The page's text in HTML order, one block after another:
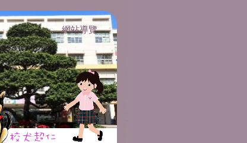
::: 網站導覽
:::